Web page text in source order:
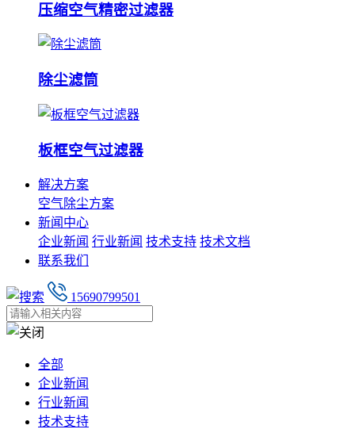
压缩空气精密过滤器
除尘滤筒
板框空气过滤器
解决方案
空气除尘方案
新闻中心
企业新闻 行业新闻 技术支持 技术文档
联系我们
15690799501
全部
企业新闻
行业新闻
技术支持